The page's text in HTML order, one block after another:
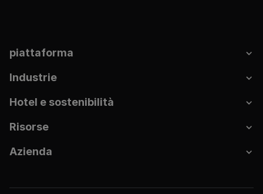
piattaforma
Industrie
Hotel e sostenibilità
Risorse
Azienda